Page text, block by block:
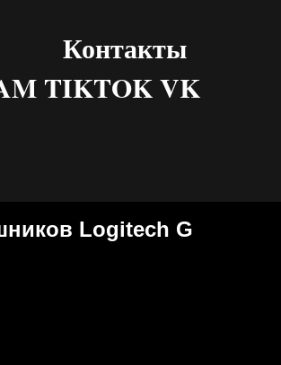
Контакты
TIKTOK VK
Logitech G